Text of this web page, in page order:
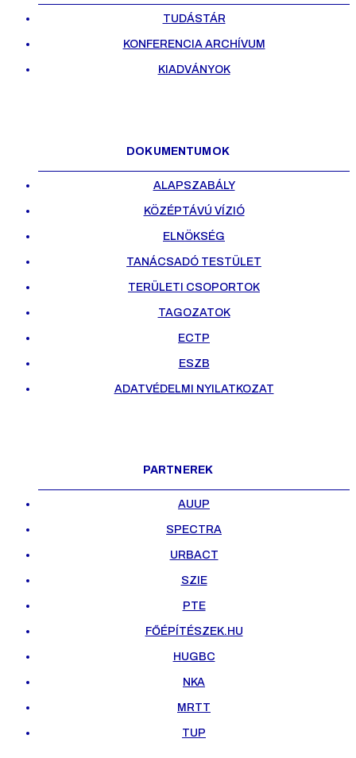
TUDÁSTÁR
KONFERENCIA ARCHÍVUM
KIADVÁNYOK
DOKUMENTUMOK
ALAPSZABÁLY
KÖZÉPTÁVÚ VÍZIÓ
ELNÖKSÉG
TANÁCSADÓ TESTÜLET
TERÜLETI CSOPORTOK
TAGOZATOK
ECTP
ESZB
ADATVÉDELMI NYILATKOZAT
PARTNEREK
AUUP
SPECTRA
URBACT
SZIE
PTE
FŐÉPÍTÉSZEK.HU
HUGBC
NKA
MRTT
TUP